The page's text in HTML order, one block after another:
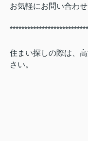
お気軽にお問い合わせ
住まい探しの際は、
さい。